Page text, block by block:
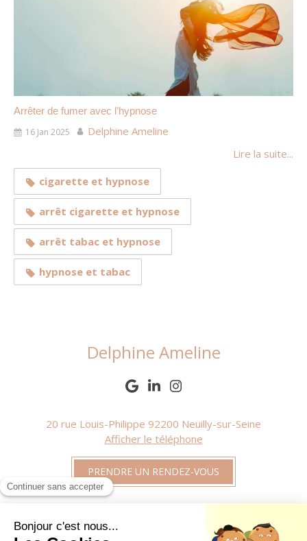
Arrêter de fumer avec l’hypnose
16 Jan 2025
Delphine Ameline
Lire la suite...
cigarette et hypnose
arrêt cigarette et hypnose
arrêt tabac et hypnose
hypnose et tabac
Delphine Ameline
20 rue Louis-Philippe 92200 Neuilly-sur-Seine
Afficher le téléphone
PRENDRE UN RENDEZ-VOUS